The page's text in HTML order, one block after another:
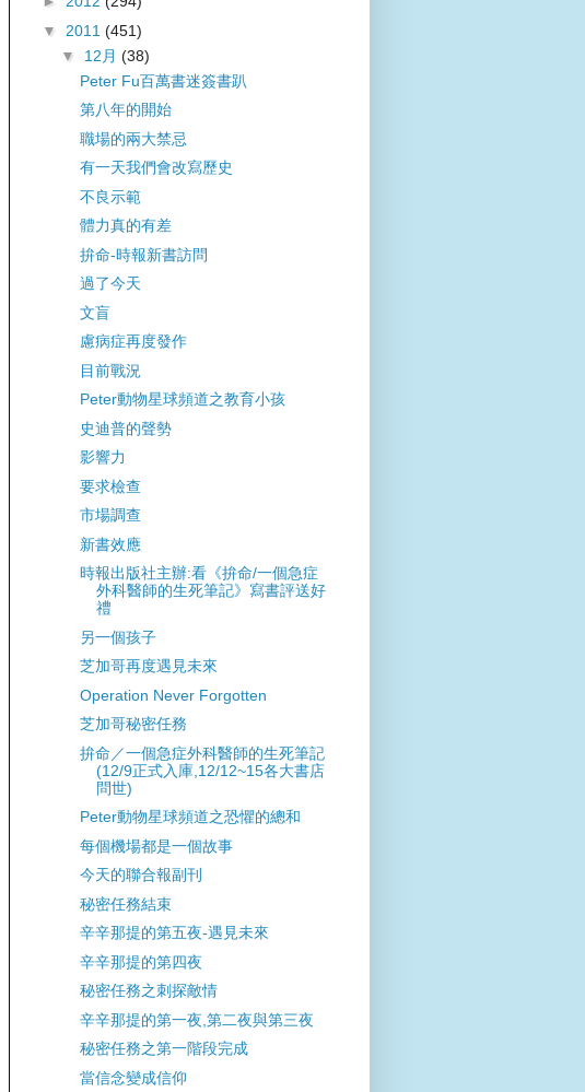
▼ 2011 (451)
▼ 12月 (38)
Peter Fu百萬書迷簽書趴
第八年的開始
職場的兩大禁忌
有一天我們會改寫歷史
不良示範
體力真的有差
拚命-時報新書訪問
過了今天
文盲
慮病症再度發作
目前戰況
Peter動物星球頻道之教育小孩
史迪普的聲勢
影響力
要求檢查
市場調查
新書效應
時報出版社主辦:看《拚命/一個急症
外科醫師的生死筆記》寫書評送好
禮
另一個孩子
芝加哥再度遇見未來
Operation Never Forgotten
芝加哥秘密任務
拚命／一個急症外科醫師的生死筆記
(12/9正式入庫,12/12~15各大書店
問世)
Peter動物星球頻道之恐懼的總和
每個機場都是一個故事
今天的聯合報副刊
秘密任務結束
辛辛那提的第五夜-遇見未來
辛辛那提的第四夜
秘密任務之刺探敵情
辛辛那提的第一夜,第二夜與第三夜
秘密任務之第一階段完成
當信念變成信仰